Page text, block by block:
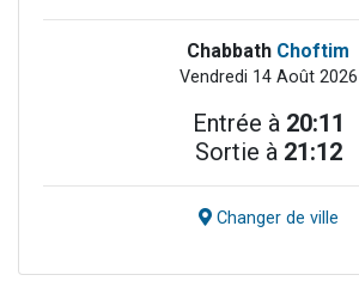
Chabbath Choftim
Vendredi 14 Août 2026
Entrée à 20:11
Sortie à 21:12
Changer de ville